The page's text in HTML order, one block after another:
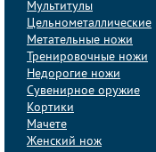
Мультитулы
Цельнометаллические
Метательные ножи
Тренировочные ножи
Недорогие ножи
Сувенирное оружие
Кортики
Мачете
Женский нож